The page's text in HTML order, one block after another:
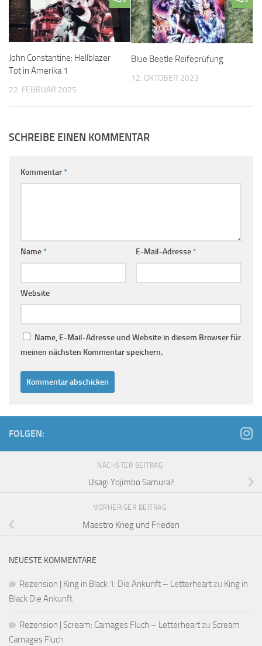
John Constantine: Hellblazer
Tot in Amerika 1
22. FEBRUAR 2025
Blue Beetle Reifeprüfung
12. OKTOBER 2023
SCHREIBE EINEN KOMMENTAR
Kommentar*
Name* E-Mail-Adresse*
Website
Name, E-Mail-Adresse und Website in diesem Browser für
meinen nächsten Kommentar speichern.
FOLGEN:
NÄCHSTER BEITRAG
Usagi Yojimbo Samurai!
VORHERIGER BEITRAG
Maestro Krieg und Frieden
NEUESTE KOMMENTARE
Rezension | King in Black 1: Die Ankunft – Letterheartzu King in
Black Die Ankunft
Rezension | Scream: Carnages Fluch – Letterheartzu Scream
Carnages Fluch